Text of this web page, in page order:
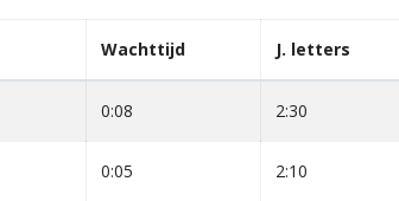
Wachttijd J. letters
0:08 2:30
0:05 2:10